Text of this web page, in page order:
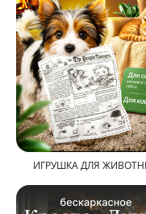
ИГРУШКА ДЛЯ